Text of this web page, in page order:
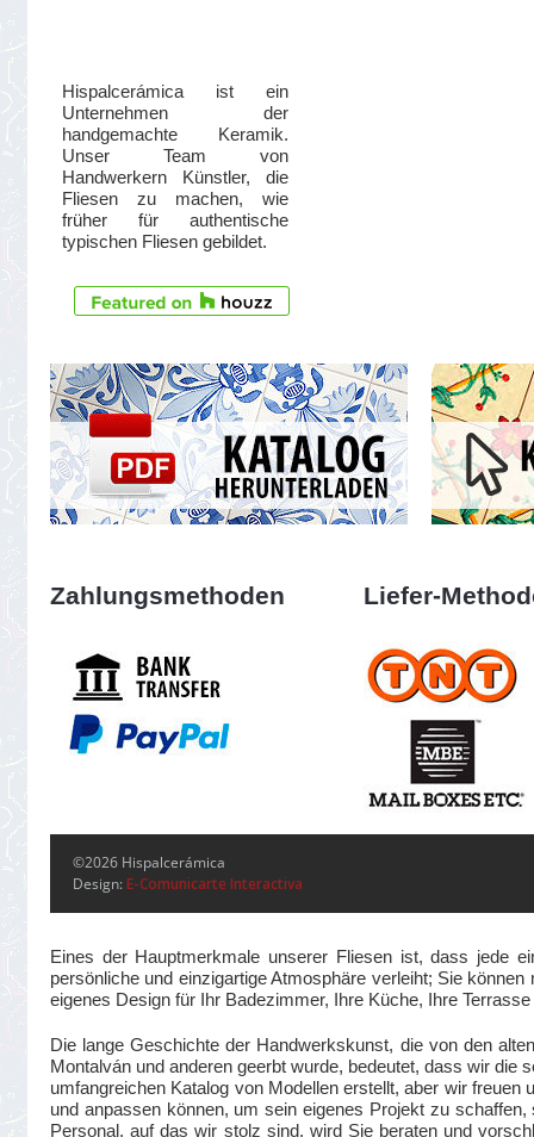
Hispalcerámica ist ein
Unternehmen der
handgemachte Keramik.
Unser Team von
Handwerkern Künstler, die
Fliesen zu machen, wie
früher für authentische
typischen Fliesen gebildet.
Zahlungsmethoden Liefer-
©2026 Hispalcerámica
Design: E-Comunicarte Interactiva
Eines der Hauptmerkmale unserer Fliesen ist, dass jede
persönliche und einzigartige Atmosphäre verleiht; Sie
eigenes Design für Ihr Badezimmer, Ihre Küche, Ihre
Die lange Geschichte der Handwerkskunst, die von den
Montalván und anderen geerbt wurde, bedeutet, dass wir die
umfangreichen Katalog von Modellen erstellt, aber wir
und anpassen können, um sein eigenes Projekt zu
Personal, auf das wir stolz sind, wird Sie beraten und